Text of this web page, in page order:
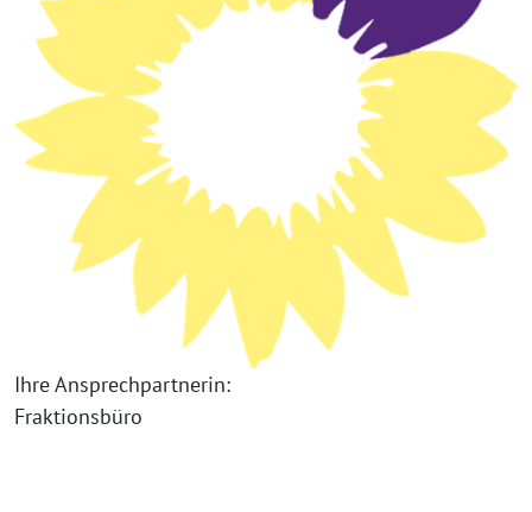
Ihre Ansprechpartnerin:
Fraktionsbüro